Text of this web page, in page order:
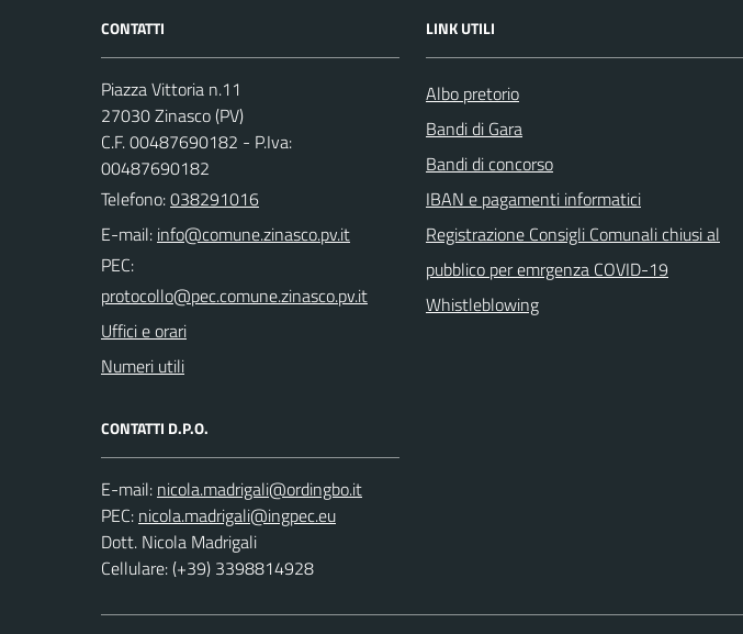
CONTATTI
Piazza Vittoria n.11
27030 Zinasco (PV)
C.F. 00487690182 - P.Iva:
00487690182
Telefono:038291016
E-mail:
PEC:
Uffici e orari
Numeri utili
CONTATTI D.P.O.
E-mail:
PEC:
Dott. Nicola Madrigali
Cellulare: (+39) 3398814928
LINK UTILI
Albo pretorio
Bandi di Gara
Bandi di concorso
IBAN e pagamenti informatici
Registrazione Consigli Comunali chiusi al
pubblico per emrgenza COVID-19
Whistleblowing